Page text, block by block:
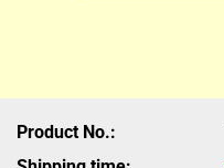
Product No.: